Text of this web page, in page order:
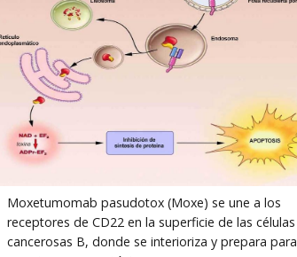
Moxetumomab pasudotox (Moxe) se une a los
receptores de CD22 en la superficie de las células
cancerosas B, donde se interioriza y prepara para